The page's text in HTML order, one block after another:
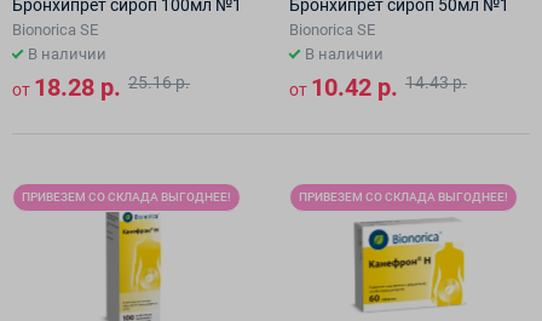
Бронхипрет сироп 100мл №1
Bionorica SE
В наличии
от 18.28 р. 25.16 р.
Бронхипрет сироп 50мл №1
Bionorica SE
В наличии
от 10.42 р. 14.43 р.
ПРИВЕЗЕМ СО СКЛАДА ВЫГОДНЕЕ! ПРИВЕЗЕМ СО СКЛАДА ВЫГОДНЕЕ!